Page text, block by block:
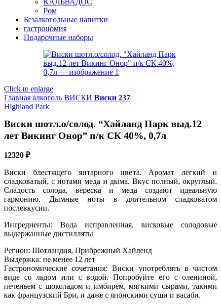
КАЛЬВАДОС
Ром
Безалкогольные напитки
гастрономия
Подарочные наборы
Click to enlarge
Главная алкоголь ВИСКИ Виски 237
Highland Park
Виски шотл.о/солод. “Хайланд Парк выд.12
лет Викинг Онор” п/к СК 40%, 0,7л
12320 ₽
Виски блестящего янтарного цвета. Аромат легкий и
сладковатый, с нотами меда и дыма. Вкус полный, округлый.
Сладость солода, вереска и меда создают идеальную
гармонию. Дымные ноты в длительном сладковатом
послевкусии.
Ингредиенты: Вода исправленная, висковые солодовые
выдержанные дистилляты
Регион: Шотландия, Прибрежный Хайленд
Выдержка: не менее 12 лет
Гастрономические сочетания: Виски употреблять в чистом
виде со льдом или с водой. Попробуйте его с олениной,
печеньем с шоколадом и имбирем, мягкими сырами, такими
как французский Бри, и даже с японскими суши и васаби.